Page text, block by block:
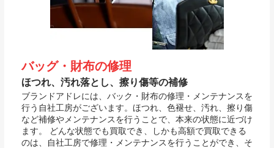
バッグ・財布の修理
ほつれ、汚れ落とし、擦り傷等の補修
ブランドアドレには、バック・財布の修理・メンテナンスを
行う自社工房がございます。ほつれ、色褪せ、汚れ、擦り傷
など補修やメンテナンスを行うことで、本来の状態に近づけ
ます。 どんな状態でも買取でき、しかも高額で買取できる
のは、自社工房で修理・メンテナンスを行うことができ、そ